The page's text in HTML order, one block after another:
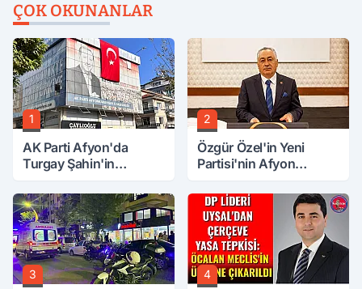
ÇOK OKUNANLAR
1
AK Parti Afyon'da
Turgay Şahin'in
2
Özgür Özel'in Yeni
Partisi'nin Afyon
3 4